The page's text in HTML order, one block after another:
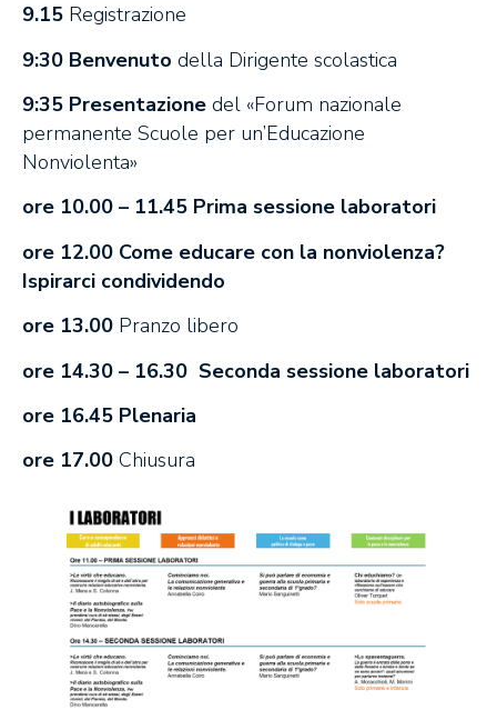
9.15 Registrazione
9:30 Benvenuto della Dirigente scolastica
9:35 Presentazione del «Forum nazionale
permanente Scuole per un’Educazione
Nonviolenta»
ore 10.00 – 11.45 Prima sessione laboratori
ore 12.00 Come educare con la nonviolenza?
Ispirarci condividendo
ore 13.00 Pranzo libero
ore 14.30 – 16.30 Seconda sessione laboratori
ore 16.45 Plenaria
ore 17.00 Chiusura